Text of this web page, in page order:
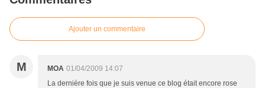
Ajouter un commentaire
M MOA 01/04/2009 14:07
La dernière fois que je suis venue ce blog était encore rose